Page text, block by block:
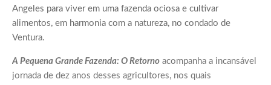
Angeles para viver em uma fazenda ociosa e cultivar
alimentos, em harmonia com a natureza, no condado de
Ventura.
A Pequena Grande Fazenda: O Retorno acompanha a incansável
jornada de dez anos desses agricultores, nos quais